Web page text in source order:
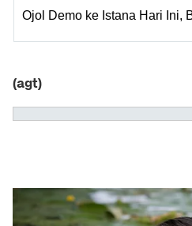
Ojol Demo ke Istana Hari Ini,
(agt)